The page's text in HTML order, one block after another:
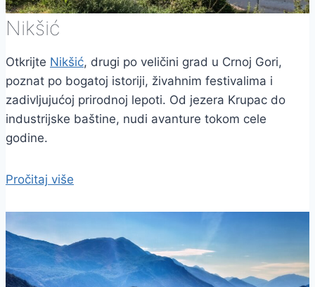
Nikšić
Otkrijte Nikšić, drugi po veličini grad u Crnoj Gori,
poznat po bogatoj istoriji, živahnim festivalima i
zadivljujućoj prirodnoj lepoti. Od jezera Krupac do
industrijske baštine, nudi avanture tokom cele
godine.
Pročitaj više